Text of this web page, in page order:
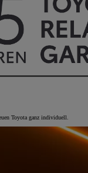
Toyota ganz individuell.